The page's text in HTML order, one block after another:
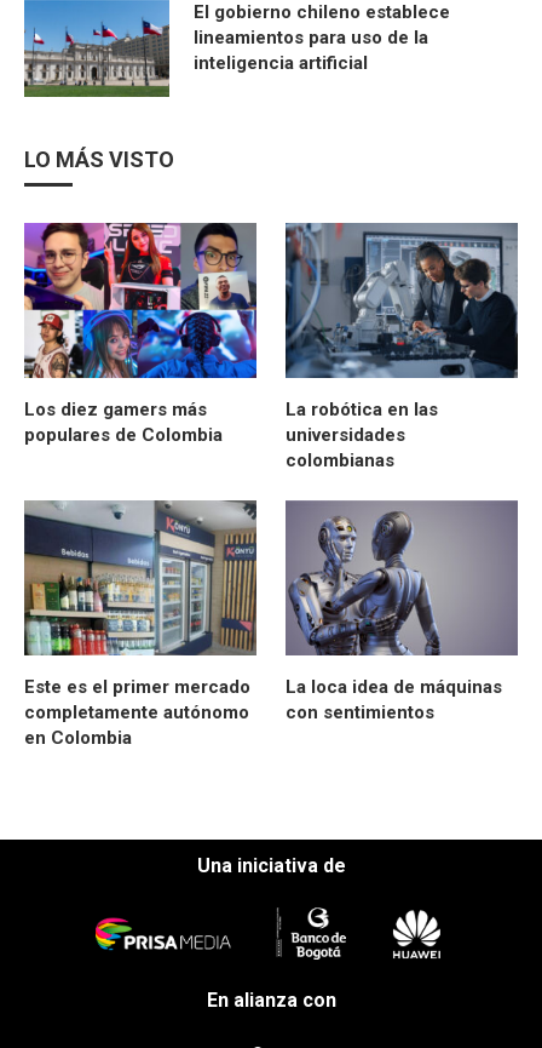
El gobierno chileno establece
lineamientos para uso de la
inteligencia artificial
LO MÁS VISTO
Los diez gamers más
populares de Colombia
La robótica en las
universidades
colombianas
Este es el primer mercado
completamente autónomo
en Colombia
La loca idea de máquinas
con sentimientos
Una iniciativa de
En alianza con